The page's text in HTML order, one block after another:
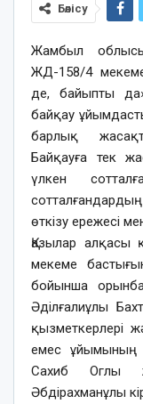
Бөлісу
Жамбыл
ЖД-158/4
де, байыпты
байқау
барлық
Байқауға тек
үлкен
өткізу ережесі
Қазылар алқасы
мекеме
бойынша
Әділғалиұлы
емес ұйымының
Сахиб Оглы
Әбдірахманұлы